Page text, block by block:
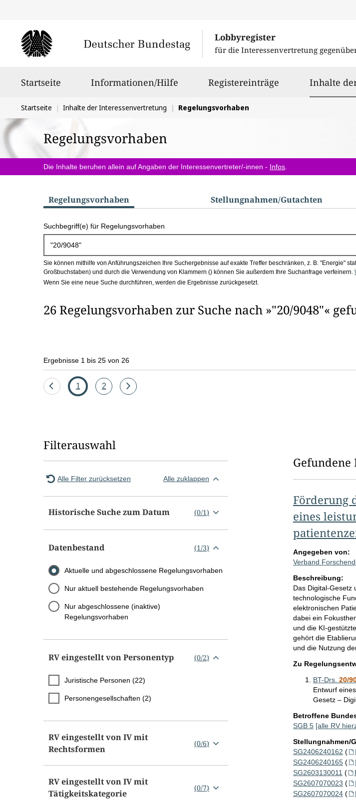
Lobbyregister
für die Interessenvertretung
Startseite Informationen/Hilfe Registereinträge Inhalte
Sie
befinden
sich
hier:
Startseite Inhalte der Interessenvertretung Regelungsvorhaben
Regelungsvorhaben
Die Inhalte beruhen allein auf Angaben der Interessenvertreter/-innen - Infos
S
u
c
h
b
x
Regelungs­vorhaben Stellungnahmen/​Gutachten
Suchbegriff(e) für Regelungsvorhaben
Sie können mithilfe von Anführungszeichen Ihre Suchergebnisse auf exakte Treffer beschränken, z. B. "Energie"
Großbuchstaben) und durch die Verwendung von Klammern () können Sie außerdem Ihre Suchanfrage verfeinern.
Wenn Sie eine neue Suche durchführen, werden die Ergebnisse zurückgesetzt.
26 Regelungsvorhaben zur Suche nach »"20/9048"«
Ergebnisse 1 bis 25 von 26
Eine
Seite
1 Seite
2
Eine
Filterauswahl
Alle Filter zurücksetzen Alle zuklappen
Historische Suche zum Datum (0/1)
Datenbestand (1/3)
Aktuelle und abgeschlossene Regelungsvorhaben
Nur aktuell bestehende Regelungsvorhaben
Nur abgeschlossene (inaktive)
Regelungsvorhaben
RV eingestellt von Personentyp (0/2)
Juristische Personen (22)
Personengesellschaften (2)
RV eingestellt von IV mit
Rechtsformen
(0/6)
RV eingestellt von IV mit
Tätigkeitskategorie
(0/7)
Gefundene
Förderung
eines
Angegeben von:
Verband
Beschreibung:
Das Digital-Gesetz
technologische
elektronischen
dabei ein
und die KI-
gehört die
und die Nutzung
Zu
BT-Drs. 20/
Entwurf
Gesetz –
Betroffene
SGB 5 [alle RV
Stellungnahmen/
SG2406240162 (
SG2406240165(
SG2603130011 (
SG2607070023 (
SG2607070024(